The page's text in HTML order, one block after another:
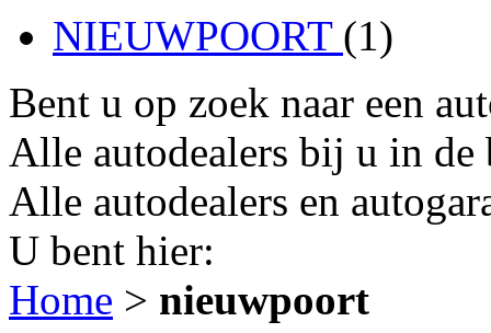
NIEUWPOORT (1)
Bent u op zoek naar een
Alle autodealers bij u in
Alle autodealers en
U bent hier:
Home > nieuwpoort